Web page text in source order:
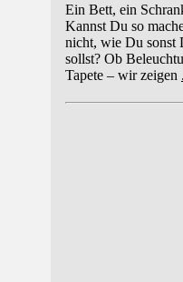
Ein Bett, ein
Kannst Du so
nicht, wie Du sonst
sollst? Ob
Tapete – wir zeigen